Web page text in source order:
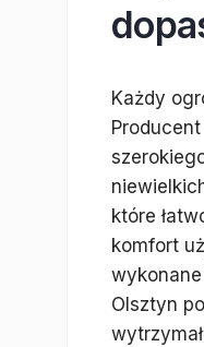
Każdy
które
komfort
Olsztyn